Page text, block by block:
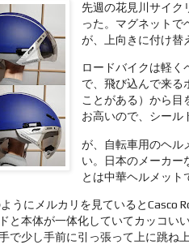
先週の花見川サイク
った。マグネットで
が、上向きに付け替
ロードバイクは軽く
で、飛び込んで来る
ことがある）から目
お高いので、シール
が、自転車用のヘル
い。日本のメーカー
とは中華ヘルメット
うにメルカリを見ているとCasco
と本体が一体化していてカッコい
で少し手前に引っ張って上に跳ね